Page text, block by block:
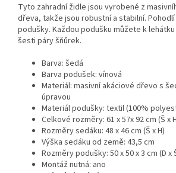
Tyto zahradní židle jsou vyrobené z
dřeva, takže jsou robustní a stabilní.
podušky. Každou podušku můžete k
šesti páry šňůrek.
Barva: šedá
Barva podušek: vínová
Materiál: masivní akáciové dřevo s
úpravou
Materiál podušky: textil (100%
Celkové rozměry: 61 x 57x 92 cm (Š x
Rozměry sedáku: 48 x 46 cm (Š x H)
Výška sedáku od země: 43,5 cm
Rozměry podušky: 50 x 50 x 3 cm (D x
Montáž nutná: ano